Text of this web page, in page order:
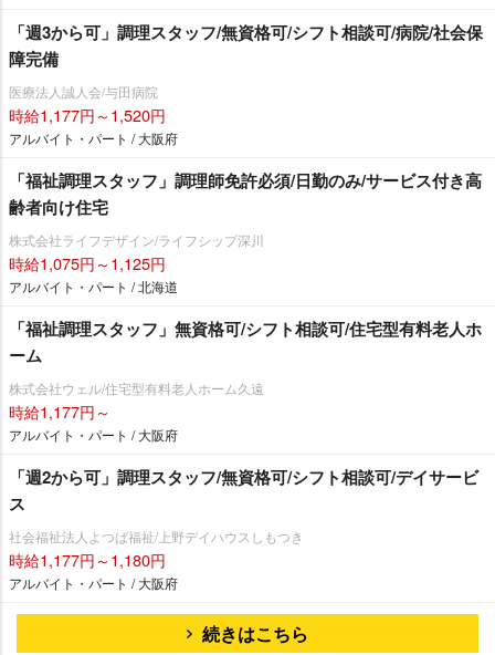
「週3から可」調理スタッフ/無資格可/シフト相談可/病院/社会保
障完備
医療法人誠人会/与田病院
時給1,177円～1,520円
アルバイト・パート / 大阪府
「福祉調理スタッフ」調理師免許必須/日勤のみ/サービス付き高
齢者向け住宅
株式会社ライフデザイン/ライフシップ深川
時給1,075円～1,125円
アルバイト・パート / 北海道
「福祉調理スタッフ」無資格可/シフト相談可/住宅型有料老人ホ
ーム
株式会社ウェル/住宅型有料老人ホーム久遠
時給1,177円～
アルバイト・パート / 大阪府
「週2から可」調理スタッフ/無資格可/シフト相談可/デイサービ
ス
社会福祉法人よつば福祉/上野デイハウスしもつき
時給1,177円～1,180円
アルバイト・パート / 大阪府
続きはこちら